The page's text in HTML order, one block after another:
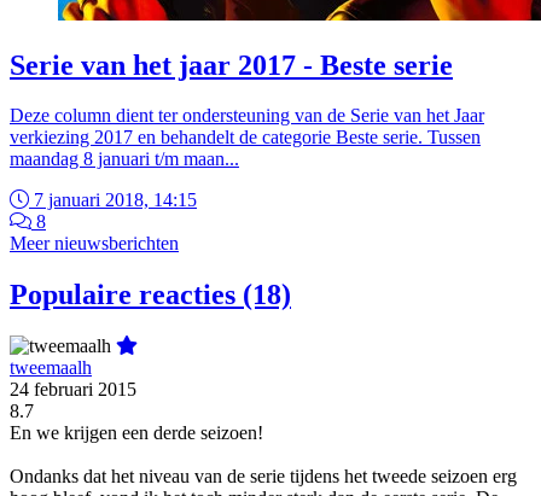
Serie van het jaar 2017 - Beste serie
Deze column dient ter ondersteuning van de Serie van het Jaar
verkiezing 2017 en behandelt de categorie Beste serie. Tussen
maandag 8 januari t/m maan...
7 januari 2018, 14:15
8
Meer nieuwsberichten
Populaire reacties (18)
tweemaalh
24 februari 2015
8.7
En we krijgen een derde seizoen!
Ondanks dat het niveau van de serie tijdens het tweede seizoen erg